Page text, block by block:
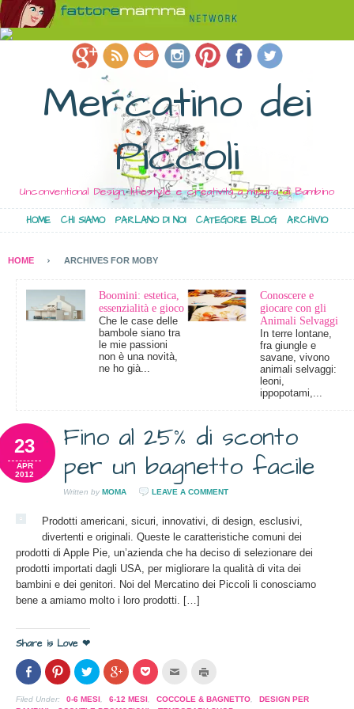
Mercatino dei
Piccoli
Unconventional Design, lifestyle e creatività a misura di Bambino
HOME CHI SIAMO PARLANO DI NOI CATEGORIE BLOG ARCHIVIO
HOME ARCHIVES FOR MOBY
Boomini: estetica,
essenzialità e gioco
Che le case delle
bambole siano tra
le mie passioni
non è una novità,
ne ho già...
Conoscere e
giocare con gli
Animali Selvaggi
In terre lontane,
fra giungle e
savane, vivono
animali selvaggi:
leoni,
ippopotami,...
Fino al 25% di sconto
per un bagnetto facile
23
APR
2012
Written by MOMA LEAVE A COMMENT
Prodotti americani, sicuri, innovativi, di design, esclusivi,
divertenti e originali. Queste le caratteristiche comuni dei
prodotti di Apple Pie, un’azienda che ha deciso di selezionare dei
prodotti importati dagli USA, per migliorare la qualità di vita dei
bambini e dei genitori. Noi del Mercatino dei Piccoli li conosciamo
bene a amiamo molto i loro prodotti. […]
Share is Love ❤
Condividi
su
Facebook
(Si
Clicca
per
condividere
su
Clicca
per
condividere
su
Clicca
per
condividere
su
Clicca
per
su
Clicca
l'articolo
(Si
Filed Under: 0-6 MESI 6-12 MESI COCCOLE & BAGNETTO
DESIGN PER